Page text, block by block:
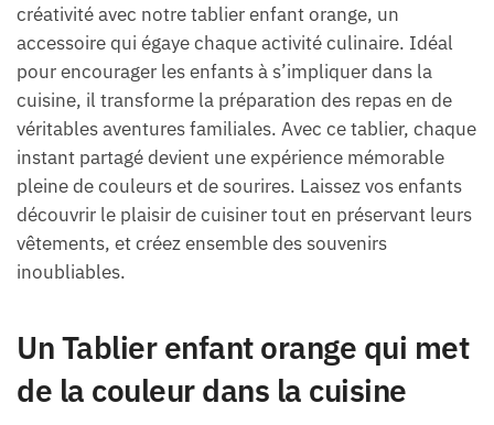
créativité avec notre tablier enfant orange, un
accessoire qui égaye chaque activité culinaire. Idéal
pour encourager les enfants à s’impliquer dans la
cuisine, il transforme la préparation des repas en de
véritables aventures familiales. Avec ce tablier, chaque
instant partagé devient une expérience mémorable
pleine de couleurs et de sourires. Laissez vos enfants
découvrir le plaisir de cuisiner tout en préservant leurs
vêtements, et créez ensemble des souvenirs
inoubliables.
Un Tablier enfant orange qui met
de la couleur dans la cuisine